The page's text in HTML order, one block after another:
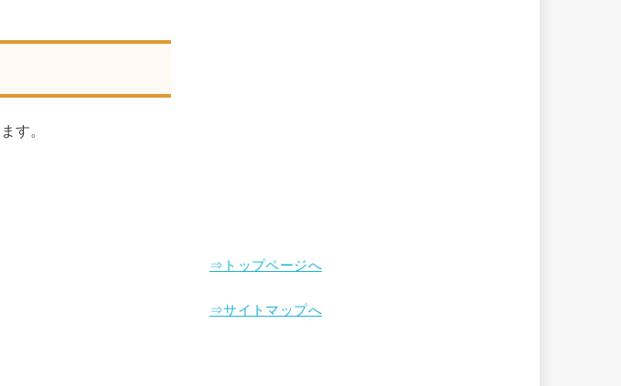
す。
⇒トップページへ
⇒サイトマップへ